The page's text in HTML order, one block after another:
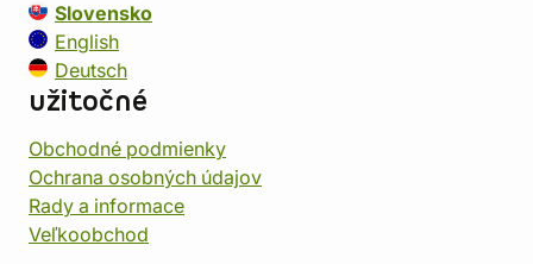
Slovensko
English
Deutsch
užitočné
Obchodné podmienky
Ochrana osobných údajov
Rady a informace
Veľkoobchod